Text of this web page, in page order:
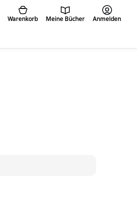
Warenkorb Meine Bücher Anmelden